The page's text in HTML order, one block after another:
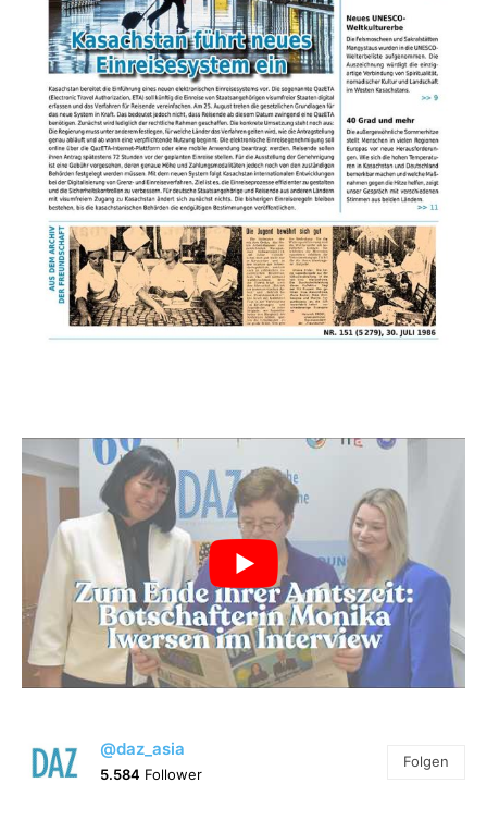
@daz_asia
5.584 Follower
Folgen